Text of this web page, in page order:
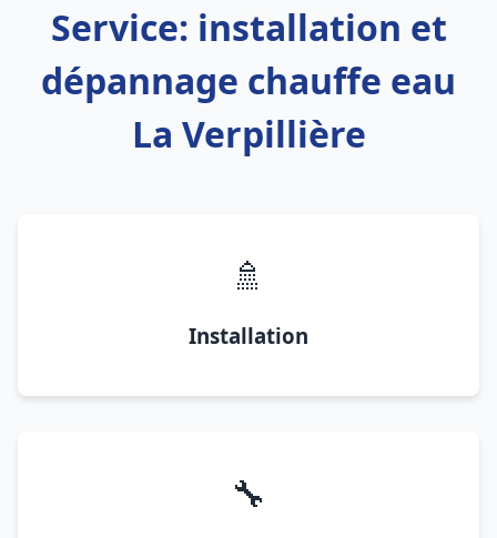
Service: installation et
dépannage chauffe eau
La Verpillière
🚿
Installation
🔧